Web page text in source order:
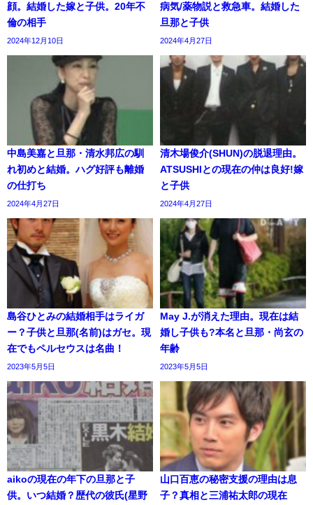
顔。結婚した嫁と子供。20年不
倫の相手
2024年12月10日
病気/薬物説と救急車。結婚した
旦那と子供
2024年4月27日
中島美嘉と旦那・清水邦広の馴
れ初めと結婚。ハグ好評も離婚
の仕打ち
2024年4月27日
清木場俊介(SHUN)の脱退理由。
ATSUSHIとの現在の仲は良好!嫁
と子供
2024年4月27日
島谷ひとみの結婚相手はライガ
ー？子供と旦那(名前)はガセ。現
在でもペルセウスは名曲！
2023年5月5日
May J.が消えた理由。現在は結
婚し子供も?本名と旦那・尚玄の
年齢
2023年5月5日
aikoの現在の年下の旦那と子
供。いつ結婚？歴代の彼氏(星野
山口百恵の秘密支援の理由は息
子？真相と三浦祐太郎の現在